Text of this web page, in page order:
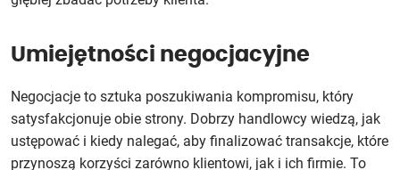
Umiejętności negocjacyjne
Negocjacje to sztuka poszukiwania kompromisu, który
satysfakcjonuje obie strony. Dobrzy handlowcy wiedzą, jak
ustępować i kiedy nalegać, aby finalizować transakcje, które
przynoszą korzyści zarówno klientowi, jak i ich firmie. To